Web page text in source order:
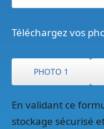
Téléchargez vos
PHOTO 1
En validant ce
stockage sécurisé